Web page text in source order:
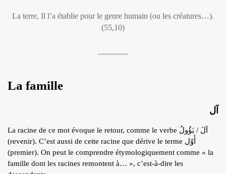
La terre, Il l’a établie pour le genre humain (ou les créatures…).
(55,10)
La famille
آل
La racine de ce mot évoque le retour, comme le verbe آلَ / يَؤُولُ
(revenir). C’est aussi de cette racine que dérive le terme أَوّل
(premier). On peut le comprendre étymologiquement comme « la
famille dont les racines remontent à… », c’est-à-dire les